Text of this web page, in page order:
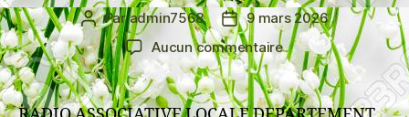
Auteur
de
l’article
Paradmin7568
Date
de
l’article
9 mars 2026
Aucun commentairesur
semaine
–
11